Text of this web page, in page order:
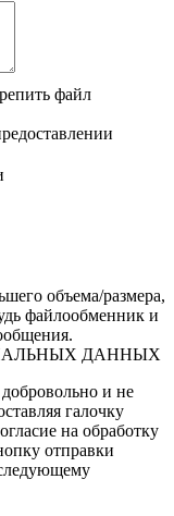
файл
объема/размера,
файлообменник и
ДАННЫХ
и не
галочку
на обработку
отправки